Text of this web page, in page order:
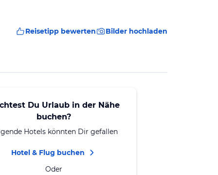
Reisetipp bewerten Bilder hochladen
Du Urlaub in der Nähe
buchen?
Hotels könnten Dir gefallen
Hotel & Flug buchen
Oder